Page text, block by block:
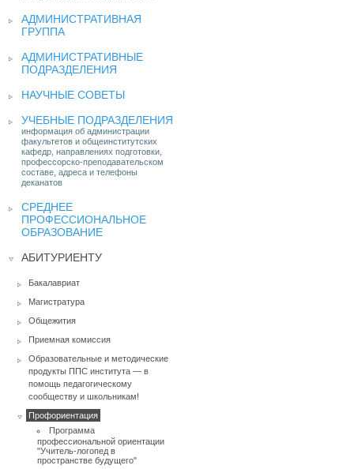
АДМИНИСТРАТИВНАЯ
ГРУППА
АДМИНИСТРАТИВНЫЕ
ПОДРАЗДЕЛЕНИЯ
НАУЧНЫЕ СОВЕТЫ
УЧЕБНЫЕ ПОДРАЗДЕЛЕНИЯ
информация об администрации
факультетов и общеинститутских
кафедр, направлениях подготовки,
профессорско-преподавательском
составе, адреса и телефоны
деканатов
СРЕДНЕЕ
ПРОФЕССИОНАЛЬНОЕ
ОБРАЗОВАНИЕ
АБИТУРИЕНТУ
Бакалавриат
Магистратура
Общежития
Приемная комиссия
Образовательные и методические
продукты ППС института — в
помощь педагогическому
сообществу и школьникам!
Профориентация
Программа
профессиональной ориентации
"Учитель-логопед в
пространстве будущего"